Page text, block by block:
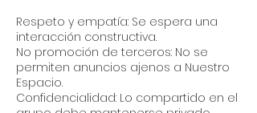
Respeto y empatía: Se espera una
interacción constructiva.
No promoción de terceros: No se
permiten anuncios ajenos a Nuestro
Espacio.
Confidencialidad: Lo compartido en el